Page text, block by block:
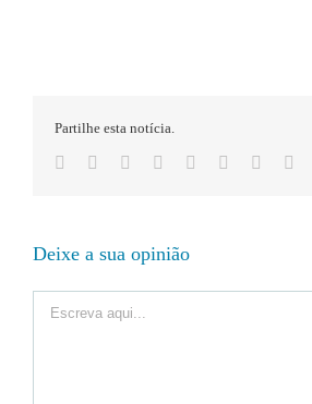
Partilhe esta notícia.
Facebook
TwitterLinkedIn
Reddit WhatsappGoogle+Pinterest
Deixe a sua opinião